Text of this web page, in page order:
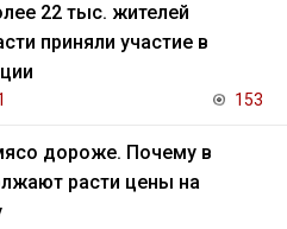
22 тыс. жителей
приняли участие в
153
дороже. Почему в
расти цены на